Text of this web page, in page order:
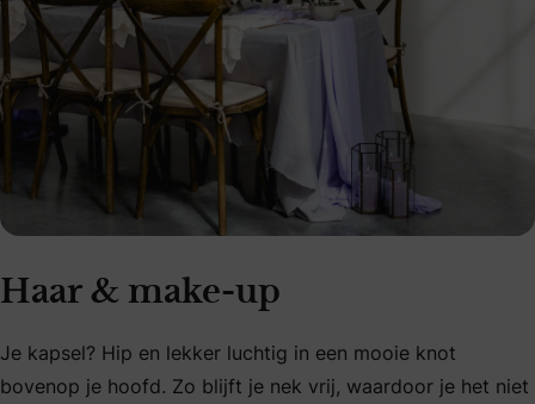
Haar & make-up
Je kapsel? Hip en lekker luchtig in een mooie knot
bovenop je hoofd. Zo blijft je nek vrij, waardoor je het niet